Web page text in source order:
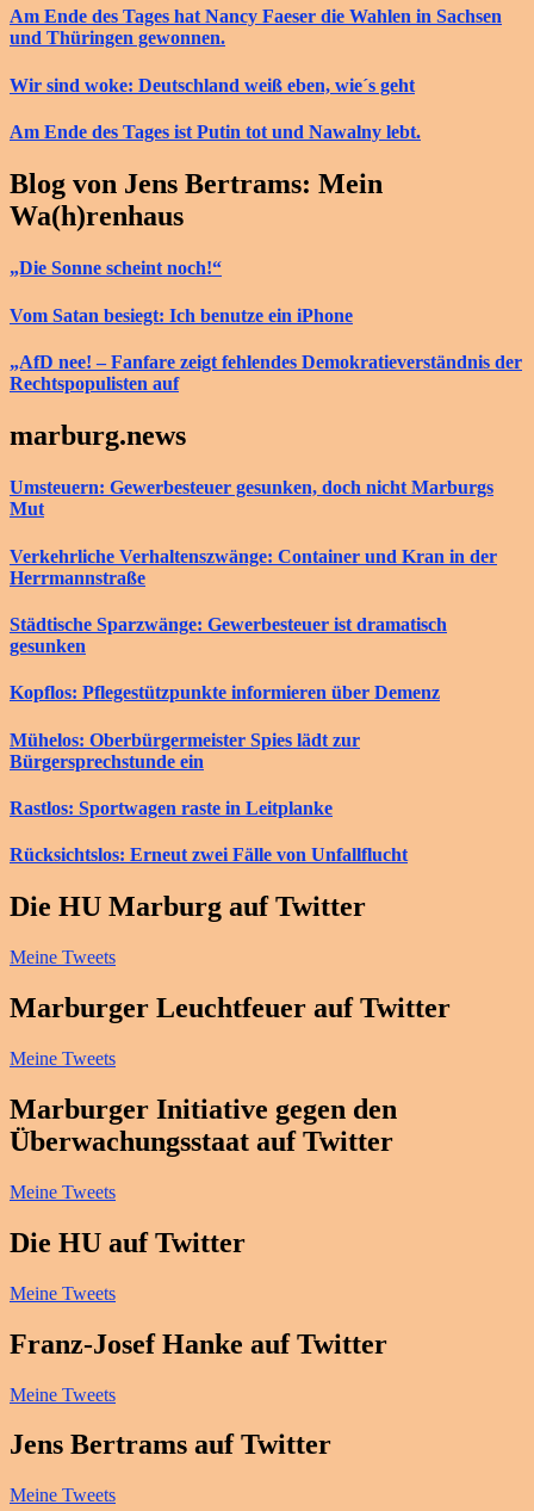
Am Ende des Tages hat Nancy Faeser die Wahlen in Sachsen
und Thüringen gewonnen.
Wir sind woke: Deutschland weiß eben, wie´s geht
Am Ende des Tages ist Putin tot und Nawalny lebt.
Blog von Jens Bertrams: Mein
Wa(h)renhaus
„Die Sonne scheint noch!“
Vom Satan besiegt: Ich benutze ein iPhone
„AfD nee! – Fanfare zeigt fehlendes Demokratieverständnis der
Rechtspopulisten auf
marburg.news
Umsteuern: Gewerbesteuer gesunken, doch nicht Marburgs
Mut
Verkehrliche Verhaltenszwänge: Container und Kran in der
Herrmannstraße
Städtische Sparzwänge: Gewerbesteuer ist dramatisch
gesunken
Kopflos: Pflegestützpunkte informieren über Demenz
Mühelos: Oberbürgermeister Spies lädt zur
Bürgersprechstunde ein
Rastlos: Sportwagen raste in Leitplanke
Rücksichtslos: Erneut zwei Fälle von Unfallflucht
Die HU Marburg auf Twitter
Meine Tweets
Marburger Leuchtfeuer auf Twitter
Meine Tweets
Marburger Initiative gegen den
Überwachungsstaat auf Twitter
Meine Tweets
Die HU auf Twitter
Meine Tweets
Franz-Josef Hanke auf Twitter
Meine Tweets
Jens Bertrams auf Twitter
Meine Tweets